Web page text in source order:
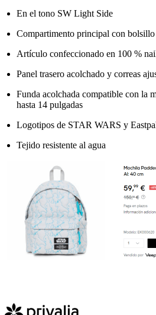
En el tono SW Light Side
Compartimento principal con
Artículo confeccionado en 100 %
Panel trasero acolchado y correas
Funda acolchada compatible con la
hasta 14 pulgadas
Logotipos de STAR WARS y
Tejido resistente al agua